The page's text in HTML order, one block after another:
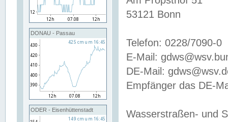
DONAU - Passau
ODER - Eisenhüttenstadt
53121 Bonn
Telefon: 0228/7090-0
E-Mail:
DE-Mail:
Empfänger das DE-
Wasserstraßen- und